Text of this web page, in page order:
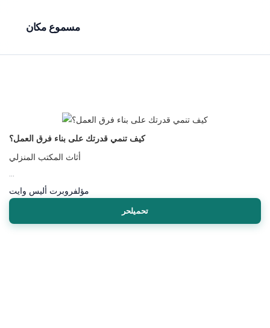
مسموع مكان
كيف تنمي قدرتك على بناء فرق العمل؟
أثاث المكتب المنزلي
مؤلفروبرت أليس وايت
تحميلحر